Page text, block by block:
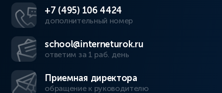
+7 (495) 106 4424
дополнительный номер
school@interneturok.ru
ответим за 1 раб. день
Приемная директора
обращение к руководителю